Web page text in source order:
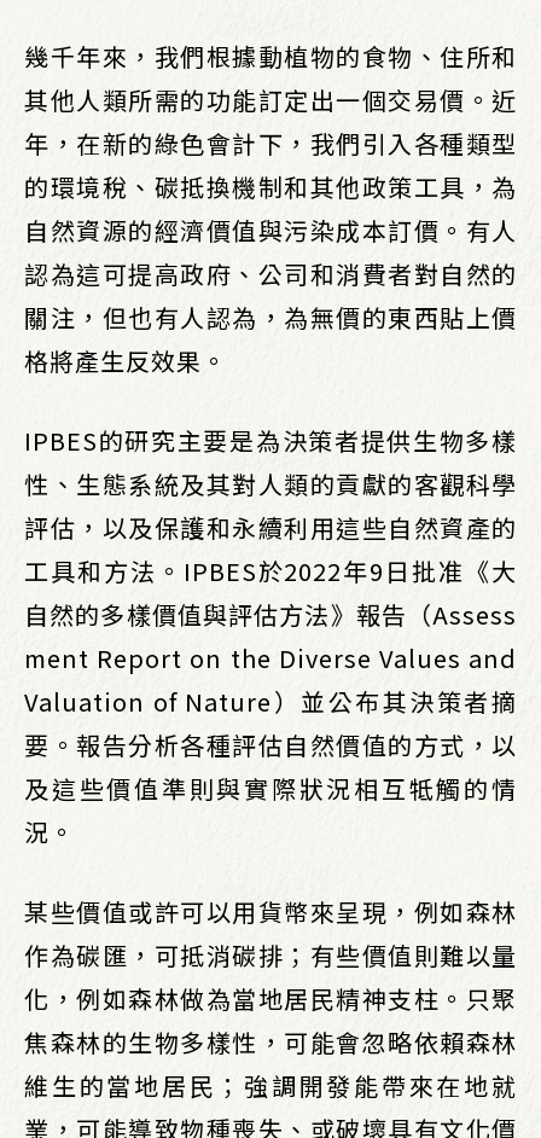
幾千年來，我們根據動植物的食物、住所和
其他人類所需的功能訂定出一個交易價。近
年，在新的綠色會計下，我們引入各種類型
的環境稅、碳抵換機制和其他政策工具，為
自然資源的經濟價值與污染成本訂價。有人
認為這可提高政府、公司和消費者對自然的
關注，但也有人認為，為無價的東西貼上價
格將產生反效果。
IPBES的研究主要是為決策者提供生物多樣
性、生態系統及其對人類的貢獻的客觀科學
評估，以及保護和永續利用這些自然資產的
工具和方法。IPBES於2022年9日批准《大
自然的多樣價值與評估方法》報告（Assess
ment Report on the Diverse Values and
Valuation of Nature）並公布其決策者摘
要。報告分析各種評估自然價值的方式，以
及這些價值準則與實際狀況相互牴觸的情
況。
某些價值或許可以用貨幣來呈現，例如森林
作為碳匯，可抵消碳排；有些價值則難以量
化，例如森林做為當地居民精神支柱。只聚
焦森林的生物多樣性，可能會忽略依賴森林
維生的當地居民；強調開發能帶來在地就
業，可能導致物種喪失、或破壞具有文化價